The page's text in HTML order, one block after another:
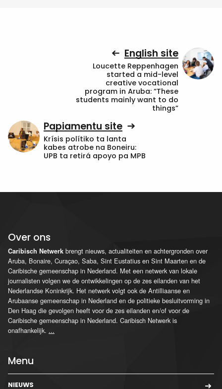
English site
Loucette Reppenhagen
started a mid-level
creative vocational
program in Aruba: “These
students mainly want to do
things”
Papiamentu site
Krísis polítiko ta lanta
kabes atrobe na Boneiru:
UPB ta retirá apoyo pa MPB
Over ons
Caribisch Netwerk brengt nieuws, actualiteiten en achtergronden over
Aruba, Bonaire, Curaçao, Saba, Sint Eustatius en Sint Maarten en de
Caribische gemeenschap in Nederland. Met een netwerk van lokale
journalisten volgen we de ontwikkelingen op de zes eilanden van het
Nederlandse Koninkrijk. Het netwerk volgt ook de Antilliaanse en
Arubaanse gemeenschap in Nederland en de politieke besluitvorming in
Den Haag die gevolgen heeft voor de zes eilanden en/of voor de
Caribische gemeenschap in Nederland. Caribisch Netwerk is
onafhankelijk. ...
Menu
NIEUWS